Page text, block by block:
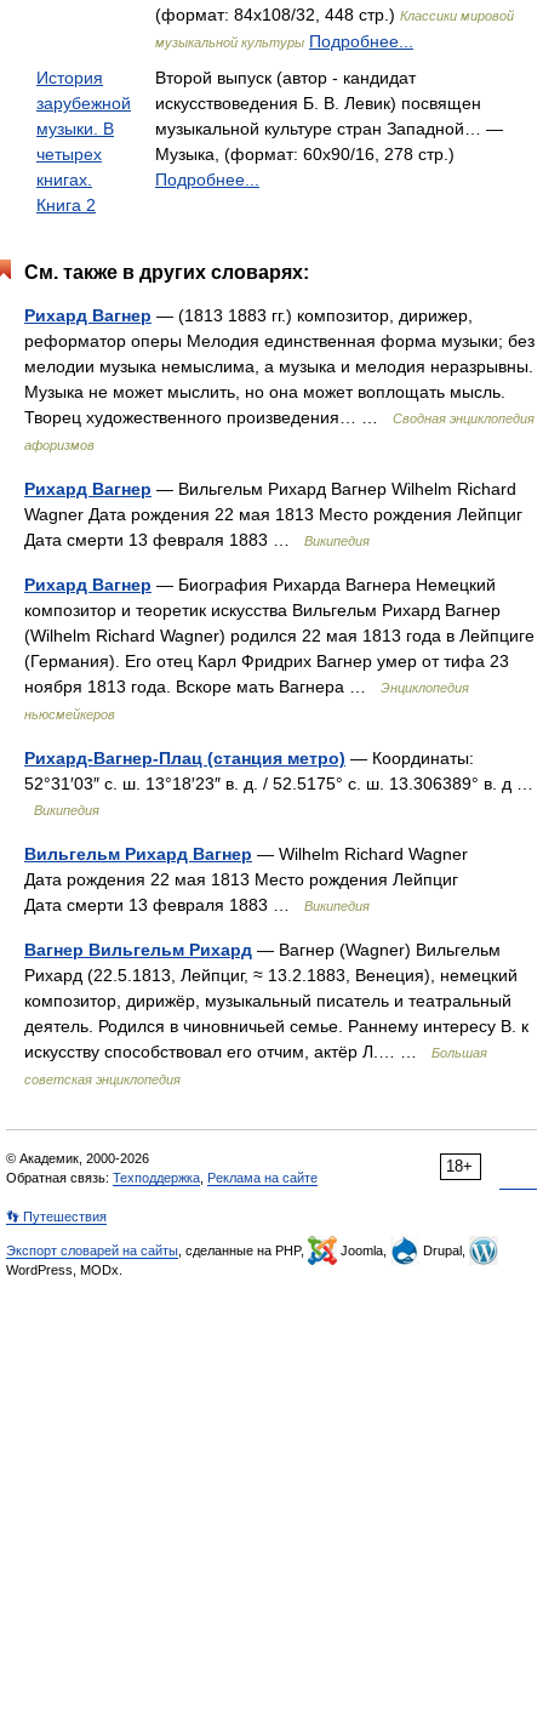
(формат: 84x108/32, 448 стр.) Классики мировой
музыкальной культуры Подробнее...
История
зарубежной
музыки. В
четырех
книгах.
Книга 2
Второй выпуск (автор - кандидат
искусствоведения Б. В. Левик) посвящен
музыкальной культуре стран Западной… —
Музыка, (формат: 60x90/16, 278 стр.)
Подробнее...
См. также в других словарях:
Рихард Вагнер — (1813 1883 гг.) композитор, дирижер,
реформатор оперы Мелодия единственная форма музыки; без
мелодии музыка немыслима, а музыка и мелодия неразрывны.
Музыка не может мыслить, но она может воплощать мысль.
Творец художественного произведения… …
Сводная энциклопедия
афоризмов
Рихард Вагнер — Вильгельм Рихард Вагнер Wilhelm Richard
Wagner Дата рождения 22 мая 1813 Место рождения Лейпциг
Дата смерти 13 февраля 1883 …
Википедия
Рихард Вагнер — Биография Рихарда Вагнера Немецкий
композитор и теоретик искусства Вильгельм Рихард Вагнер
(Wilhelm Richard Wagner) родился 22 мая 1813 года в Лейпциге
(Германия). Его отец Карл Фридрих Вагнер умер от тифа 23
ноября 1813 года. Вскоре мать Вагнера …
Энциклопедия
ньюсмейкеров
Рихард-Вагнер-Плац (станция метро) — Координаты:
52°31′03″ с. ш. 13°18′23″ в. д. / 52.5175° с. ш. 13.306389° в. д …
Википедия
Вильгельм Рихард Вагнер — Wilhelm Richard Wagner
Дата рождения 22 мая 1813 Место рождения Лейпциг
Дата смерти 13 февраля 1883 …
Википедия
Вагнер Вильгельм Рихард — Вагнер (Wagner) Вильгельм
Рихард (22.5.1813, Лейпциг, ≈ 13.2.1883, Венеция), немецкий
композитор, дирижёр, музыкальный писатель и театральный
деятель. Родился в чиновничьей семье. Раннему интересу В. к
искусству способствовал его отчим, актёр Л.… …
Большая
советская энциклопедия
18+
© Академик, 2000-2026
Обратная связь: Техподдержка Реклама на сайте
👣 Путешествия
Экспорт словарей на сайты , сделанные на PHP, Joomla,
Drupal,
WordPress, MODx.